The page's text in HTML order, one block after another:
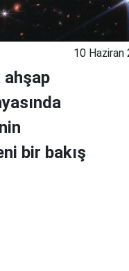
10 Haziran
ahşap
bir bakış